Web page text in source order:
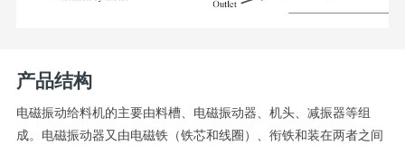
产品结构
电磁振动给料机的主要由料槽、电磁振动器、机头、减振器等组
成。电磁振动器又由电磁铁（铁芯和线圈）、衔铁和装在两者之间